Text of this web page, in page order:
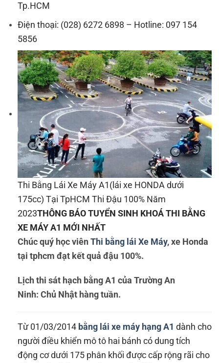
Tp.HCM
Điện thoại: (028) 6272 6898 – Hotline: 097 154
5856
Thi Bằng Lái Xe Máy A1(lái xe HONDA dưới
175cc) Tại TpHCM Thi Đậu 100% Năm
2023THÔNG BÁO TUYỂN SINH KHOÁ THI BẰNG
XE MÁY A1 MỚI NHẤT
Chúc quý học viênThi bằng lái Xe Máy, xe Honda
tại tphcm đạt kết quả đậu 100%.
Lịchthi sát hạch bằng A1 của Trường An
Ninh: Chủ Nhật hàng tuần.
Từ 01/03/2014bằng lái xe máy hạng A1 dành cho
người điều khiển mô tô hai bánh có dung tích
động cơ dưới 175 phân khối được cấp rộng rãi cho